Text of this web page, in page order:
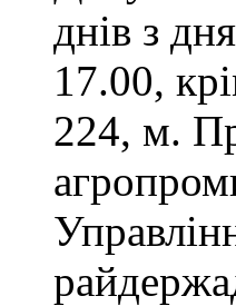
днів з
17.00,
224, м.